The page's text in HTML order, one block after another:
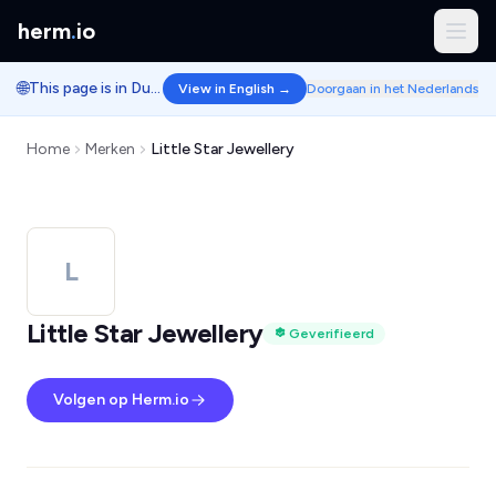
herm.io
🌐 This page is in Dutch. View in English → Doorgaan in het Nederlands
Home Merken Little Star Jewellery
L
Little Star Jewellery
Geverifieerd
Volgen op Herm.io